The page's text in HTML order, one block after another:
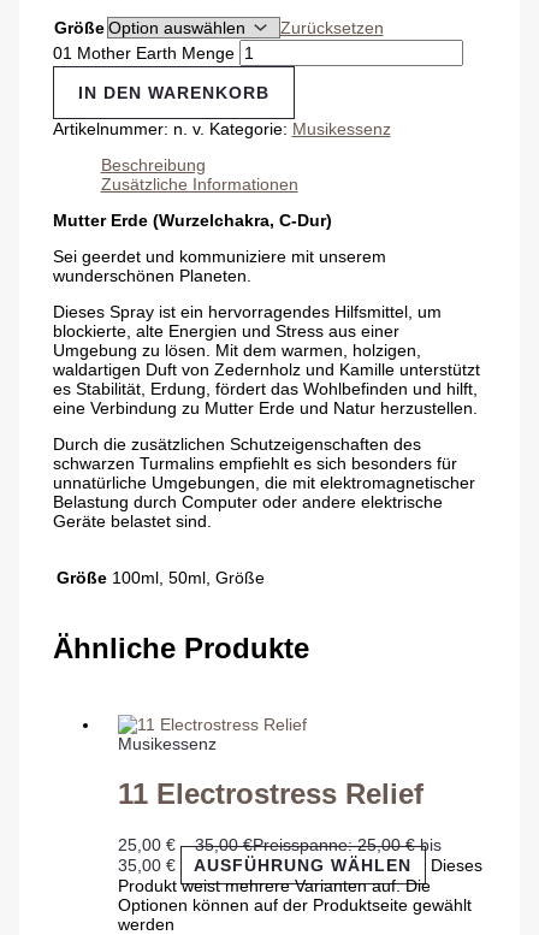
Größe
Zurücksetzen
01 Mother Earth Menge
IN DEN WARENKORB
Artikelnummer: n. v. Kategorie: Musikessenz
Beschreibung
Zusätzliche Informationen
Mutter Erde (Wurzelchakra, C-Dur)
Sei geerdet und kommuniziere mit unserem
wunderschönen Planeten.
Dieses Spray ist ein hervorragendes Hilfsmittel, um
blockierte, alte Energien und Stress aus einer
Umgebung zu lösen. Mit dem warmen, holzigen,
waldartigen Duft von Zedernholz und Kamille unterstützt
es Stabilität, Erdung, fördert das Wohlbefinden und hilft,
eine Verbindung zu Mutter Erde und Natur herzustellen.
Durch die zusätzlichen Schutzeigenschaften des
schwarzen Turmalins empfiehlt es sich besonders für
unnatürliche Umgebungen, die mit elektromagnetischer
Belastung durch Computer oder andere elektrische
Geräte belastet sind.
Größe 100ml, 50ml, Größe
Ähnliche Produkte
Musikessenz
11 Electrostress Relief
25,00 € –35,00€Preisspanne: 25,00 € bis
35,00 €
AUSFÜHRUNG WÄHLEN
Dieses
Produkt weist mehrere Varianten auf. Die
Optionen können auf der Produktseite gewählt
werden